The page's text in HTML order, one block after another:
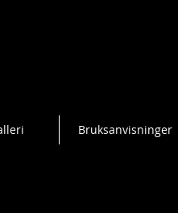
Bruksanvisninger